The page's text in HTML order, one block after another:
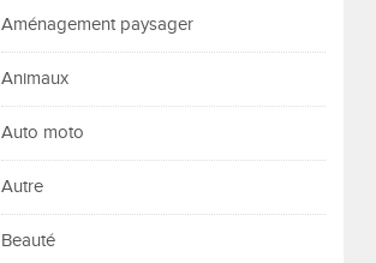
Aménagement paysager
Animaux
Auto moto
Autre
Beauté